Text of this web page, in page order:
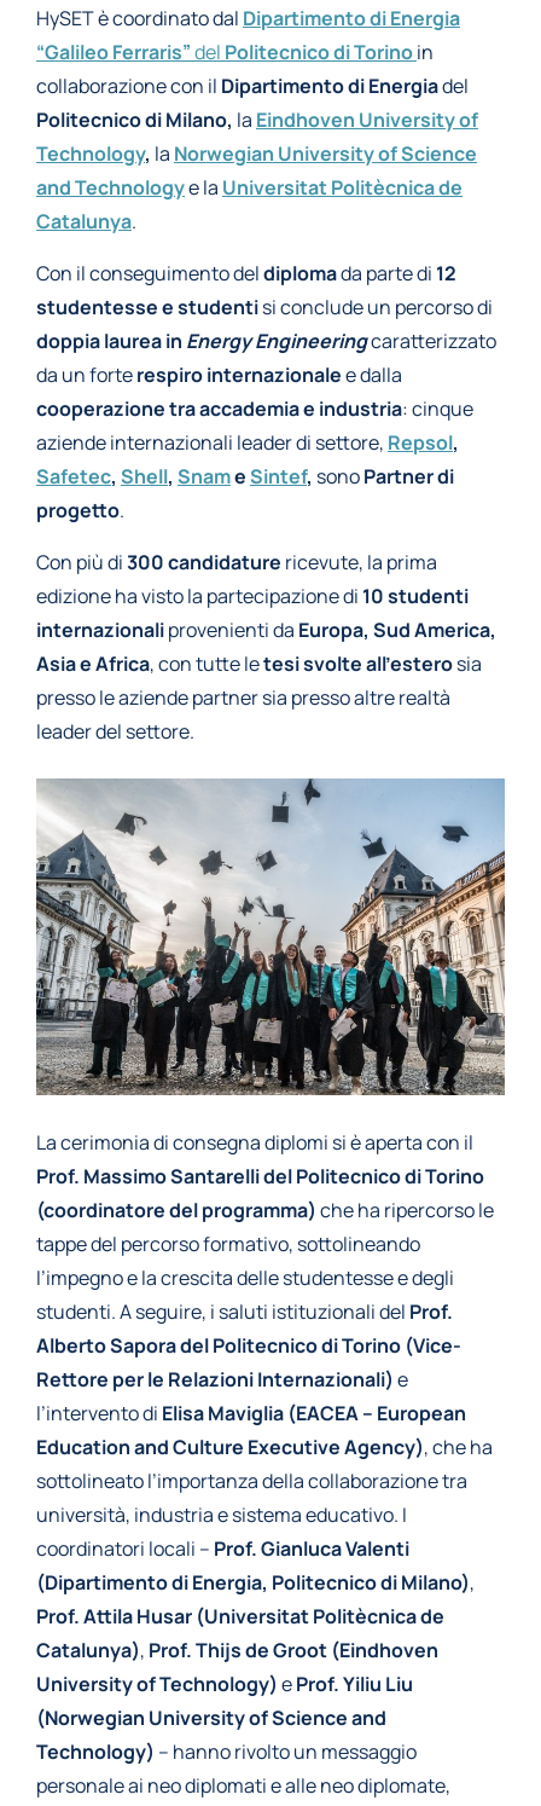
HySET è coordinato dal Dipartimento di Energia
“Galileo Ferraris”del Politecnico di Torinoin
collaborazione con il Dipartimento di Energiadel
Politecnico di Milano, la Eindhoven University of
Technology, la Norwegian University of Science
and Technologye la Universitat Politècnica de
Catalunya.
Con il conseguimento deldiplomada parte di 12
studentesse e studentisi conclude un percorso di
doppia laurea in Energy Engineeringcaratterizzato
da un forterespiro internazionalee dalla
cooperazionetra accademia e industria: cinque
aziende internazionali leader di settore, Repsol,
Safetec, Shell, SnameSintef, sonoPartner di
progetto.
Con più di300 candidature ricevute, la prima
edizione ha visto la partecipazione di 10 studenti
internazionaliprovenienti da Europa, Sud America,
Asia e Africa, con tutte letesi svolte all’esterosia
presso le aziende partner sia presso altre realtà
leader del settore.
La cerimonia di consegna diplomi si è aperta con il
Prof. Massimo Santarelli del Politecnico di Torino
(coordinatore del programma) che ha ripercorso le
tappe del percorso formativo, sottolineando
l’impegno e la crescita delle studentesse e degli
studenti. A seguire, i saluti istituzionali del Prof.
Alberto Sapora del Politecnico di Torino (Vice-
Rettore per le Relazioni Internazionali) e
l’intervento di Elisa Maviglia (EACEA – European
Education and Culture Executive Agency), che ha
sottolineato l’importanza della collaborazione tra
università, industria e sistema educativo. I
coordinatori locali – Prof. Gianluca Valenti
(Dipartimento di Energia, Politecnico di Milano),
Prof. Attila Husar (Universitat Politècnica de
Catalunya), Prof. Thijs de Groot (Eindhoven
University of Technology) eProf. Yiliu Liu
(Norwegian University of Science and
Technology) – hanno rivolto un messaggio
personale ai neo diplomati e alle neo diplomate,